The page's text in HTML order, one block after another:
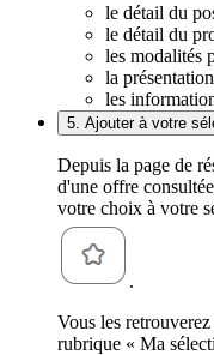
le détail du
le détail du
les modalités
la
les
5. Ajouter à votre
Depuis la page de
d'une offre
votre choix à votre
.
Vous les
rubrique « Ma